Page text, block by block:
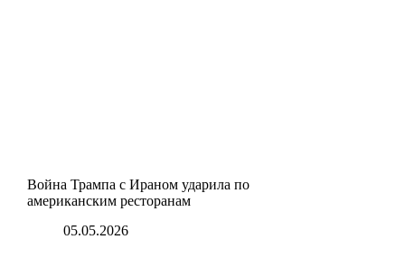
Война Трампа с Ираном ударила по
американским ресторанам
05.05.2026